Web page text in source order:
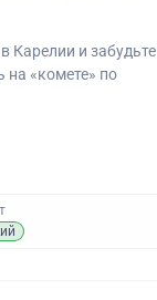
Карелии и забудьте
на «комете» по